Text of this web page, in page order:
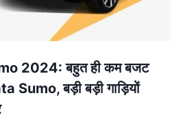
2024: बहुत ही कम बजट
Sumo, बड़ी बड़ी गाड़ियों